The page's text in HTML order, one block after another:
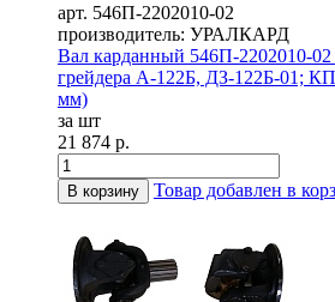
арт. 546П-2202010-02
производитель: УРАЛКАРД
Вал карданный 546П-2202010-
грейдера А-122Б, ДЗ-122Б-01;
мм)
за шт
21 874 р.
В корзину Товар добавлен в